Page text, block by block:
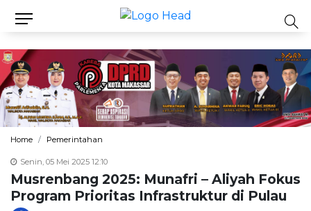
Home Pemerintahan
Senin, 05 Mei 2025 12:10
Musrenbang 2025: Munafri – Aliyah Fokus
Program Prioritas Infrastruktur di Pulau